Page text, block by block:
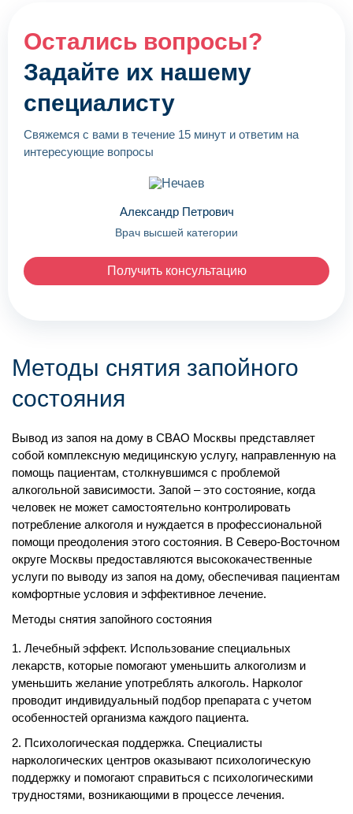
Остались вопросы?
Задайте их нашему
специалисту
Свяжемся с вами в течение 15 минут и ответим на
интересующие вопросы
Александр Петрович
Врач высшей категории
Получить консультацию
Методы снятия запойного
состояния
Вывод из запоя на дому в СВАО Москвы представляет
собой комплексную медицинскую услугу, направленную на
помощь пациентам, столкнувшимся с проблемой
алкогольной зависимости. Запой – это состояние, когда
человек не может самостоятельно контролировать
потребление алкоголя и нуждается в профессиональной
помощи преодоления этого состояния. В Северо-Восточном
округе Москвы предоставляются высококачественные
услуги по выводу из запоя на дому, обеспечивая пациентам
комфортные условия и эффективное лечение.
Методы снятия запойного состояния
Лечебный эффект. Использование специальных
лекарств, которые помогают уменьшить алкоголизм и
уменьшить желание употреблять алкоголь. Нарколог
проводит индивидуальный подбор препарата с учетом
особенностей организма каждого пациента.
Психологическая поддержка. Специалисты
наркологических центров оказывают психологическую
поддержку и помогают справиться с психологическими
трудностями, возникающими в процессе лечения.